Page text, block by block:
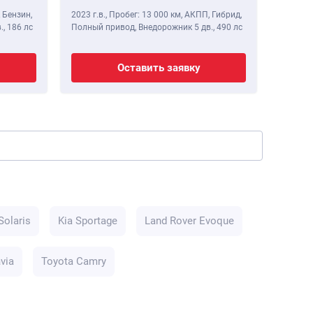
186 лс
2023 г.в., Пробег: 13 000 км, АКПП, Гибрид,
Полный привод, Внедорожник 5 дв., 490 лс
Оставить заявку
Kia Sportage Land Rover Evoque
Toyota Camry